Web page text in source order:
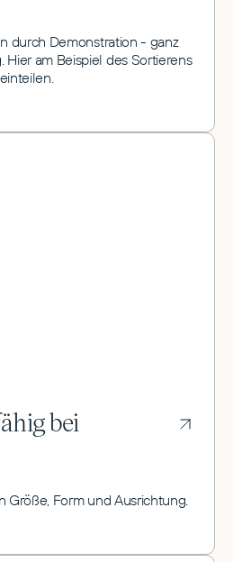
durch Demonstration - ganz
Hier am Beispiel des Sortierens
bei
Größe, Form und Ausrichtung.